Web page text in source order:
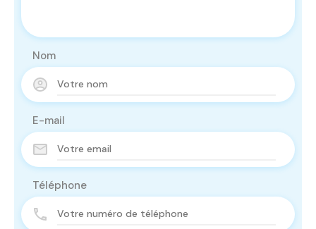
Nom
E-mail
Téléphone